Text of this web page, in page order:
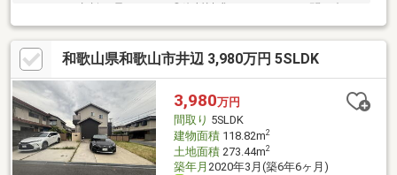
せは24時間受付中♪◎18時以降のご見学ご相談・オンライン対
応・女性スタッフ対応も可能♪詳細資料のご請求・物件見学のご依
頼はお気軽に「お電話」または「資料請求ボタン」からお問い合
わせください！【住宅ローン相談会開催中】初めてでご不安な
方、各借入限度額を知りたい方資金・支払い計画を立てたい方、
住み替えをお考えの方無料相談受付中です♪お気軽にお電話くださ
い！
和歌山県和歌山市井辺 3,980万円 5SLDK
3,980万円
間取り 5SLDK
建物面積118.82m2
土地面積273.44m2
築年月 2020年3月(築6年6ヶ月)